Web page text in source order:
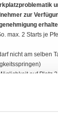
zur
max. 2 Starts je
nicht am selben
auf Platz